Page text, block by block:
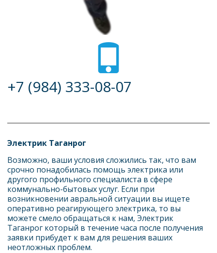
+7 (984) 333-08-07
Электрик Таганрог
Возможно, ваши условия сложились так, что вам
срочно понадобилась помощь электрика или
другого профильного специалиста в сфере
коммунально-бытовых услуг. Если при
возникновении авральной ситуации вы ищете
оперативно реагирующего электрика, то вы
можете смело обращаться к нам, Электрик
Таганрог который в течение часа после получения
заявки прибудет к вам для решения ваших
неотложных проблем.